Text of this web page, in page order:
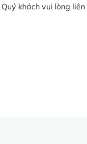
khách vui lòng